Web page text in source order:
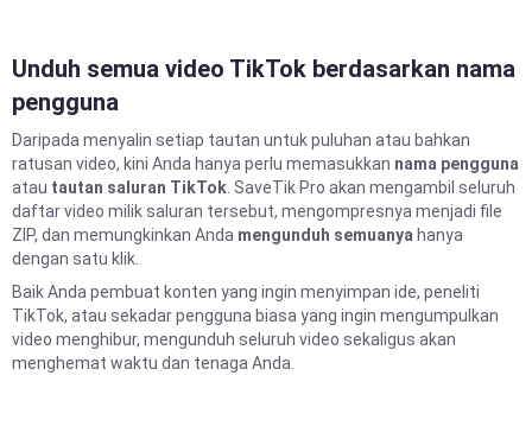
Unduh semua video TikTok berdasarkan nama
pengguna
Daripada menyalin setiap tautan untuk puluhan atau bahkan
ratusan video, kini Anda hanya perlu memasukkan nama pengguna
atau tautan saluran TikTok . SaveTik Pro akan mengambil seluruh
daftar video milik saluran tersebut, mengompresnya menjadi file
ZIP, dan memungkinkan Anda mengunduh semuanya hanya
dengan satu klik.
Baik Anda pembuat konten yang ingin menyimpan ide, peneliti
TikTok, atau sekadar pengguna biasa yang ingin mengumpulkan
video menghibur, mengunduh seluruh video sekaligus akan
menghemat waktu dan tenaga Anda.